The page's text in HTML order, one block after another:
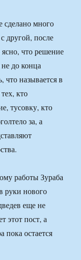
сделано много
другой, после
что решение
до конца
что называется в
кто
тусовку, кто
за, а
работы Зураба
руки нового
еще не
этот пост, а
пока остается